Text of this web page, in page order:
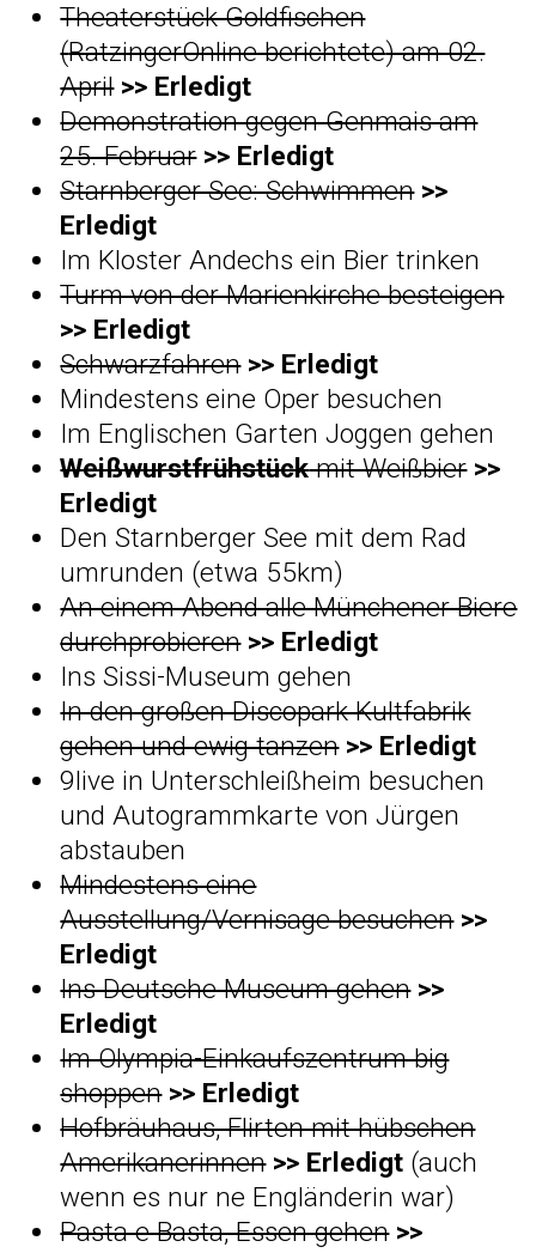
Theaterstück Goldfischen
(RatzingerOnline berichtete) am 02.
April >> Erledigt
Demonstration gegen Genmais am
25. Februar >> Erledigt
Starnberger See: Schwimmen >>
Erledigt
Im Kloster Andechs ein Bier trinken
Turm von der Marienkirche besteigen
>> Erledigt
Schwarzfahren >> Erledigt
Mindestens eine Oper besuchen
Im Englischen Garten Joggen gehen
Weißwurstfrühstückmit Weißbier >>
Erledigt
Den Starnberger See mit dem Rad
umrunden (etwa 55km)
An einem Abend alle Münchener Biere
durchprobieren >> Erledigt
Ins Sissi-Museum gehen
In den großen Discopark Kultfabrik
gehen und ewig tanzen >> Erledigt
9live in Unterschleißheim besuchen
und Autogrammkarte von Jürgen
abstauben
Mindestens eine
Ausstellung/Vernisage besuchen >>
Erledigt
Ins Deutsche Museum gehen >>
Erledigt
Im Olympia-Einkaufszentrum big
shoppen >> Erledigt
Hofbräuhaus, Flirten mit hübschen
Amerikanerinnen >> Erledigt (auch
wenn es nur ne Engländerin war)
Pasta e Basta, Essen gehen >>